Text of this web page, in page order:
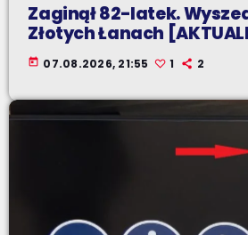
Zaginął 82-latek.
Złotych Łanach
today 07.08.2026, 21:55 1 2